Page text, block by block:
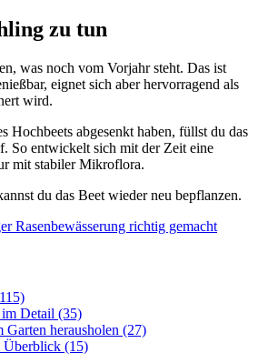
zu tun
was noch vom Vorjahr steht. Das ist
eignet sich aber hervorragend als
wird.
Hochbeets abgesenkt haben, füllst du das
So entwickelt sich mit der Zeit eine
mit stabiler Mikroflora.
du das Beet wieder neu bepflanzen.
Rasenbewässerung richtig gemacht
Detail (35)
Garten herausholen (27)
Überblick (15)